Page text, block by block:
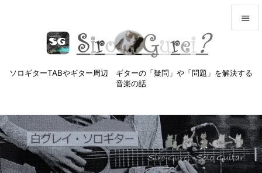
ソロギターTABやギター周辺 ギターの「疑問」や「問題」を解決する
音楽の話



次へ

検索